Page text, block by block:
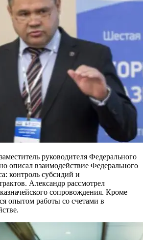
руководителя Федерального
описал взаимодействие Федерального
контроль субсидий и
Александр рассмотрел
сопровождения. Кроме
опытом работы со счетами в